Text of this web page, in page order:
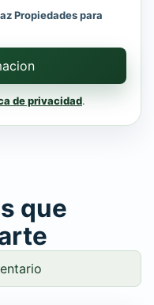
Propiedades para
de privacidad.
que